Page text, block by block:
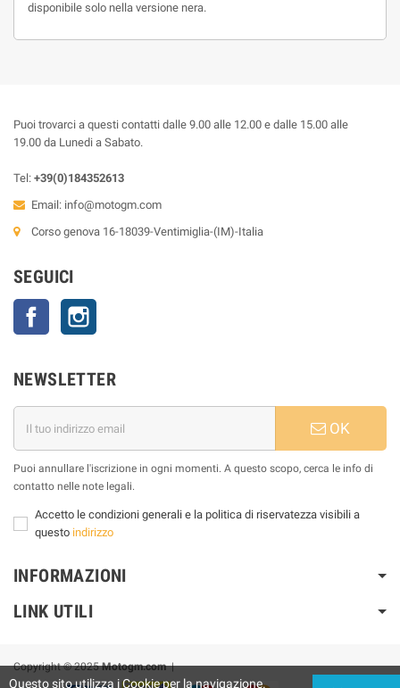
disponibile solo nella versione nera.
Puoi trovarci a questi contatti dalle 9.00 alle 12.00 e dalle 15.00 alle
19.00 da Lunedi a Sabato.
Tel: +39(0)184352613
Email: info@motogm.com
Corso genova 16-18039-Ventimiglia-(IM)-Italia
SEGUICI
Facebook
NEWSLETTER
OK
Puoi annullare l'iscrizione in ogni momenti. A questo scopo, cerca le info di
contatto nelle note legali.
Accetto le condizioni generali e la politica di riservatezza visibili a
questo indirizzo
INFORMAZIONI
LINK UTILI
Copyright © 2025Motogm.com|
Questo sito utilizza i Cookie per la navigazione.